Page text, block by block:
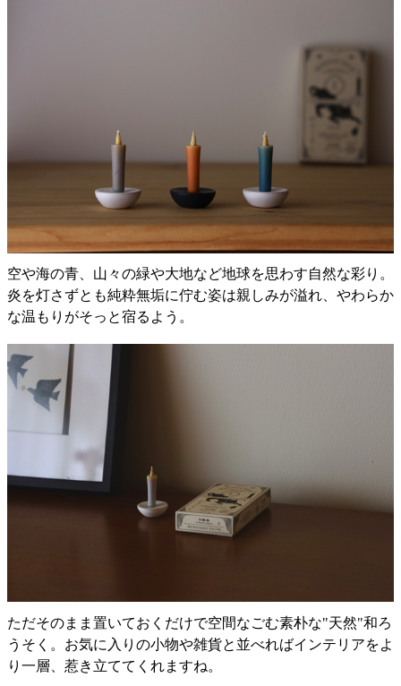
空や海の青、山々の緑や大地など地球を思わす自然な彩り。
炎を灯さずとも純粋無垢に佇む姿は親しみが溢れ、やわらか
な温もりがそっと宿るよう。
ただそのまま置いておくだけで空間なごむ素朴な"天然"和ろ
うそく。お気に入りの小物や雑貨と並べればインテリアをよ
り一層、惹き立ててくれますね。